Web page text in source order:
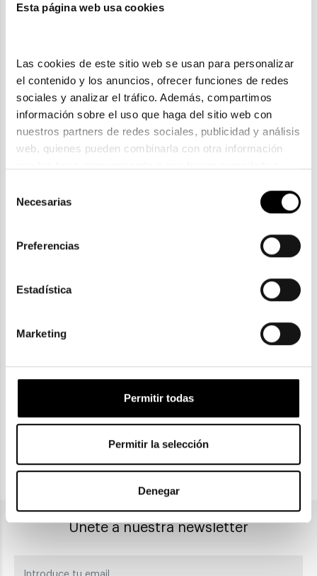
Esta página web usa cookies
Las cookies de este sitio web se usan para personalizar
el contenido y los anuncios, ofrecer funciones de redes
sociales y analizar el tráfico. Además, compartimos
información sobre el uso que haga del sitio web con
nuestros partners de redes sociales, publicidad y análisis
web, quienes pueden combinarla con otra información
la política de privacidad en el siguiente
. Consulta
Necesarias
Preferencias
Estadística
Marketing
Permitir todas
Permitir la selección
Denegar
2 colores
Recogida en tienda
Únete a nuestra newsletter